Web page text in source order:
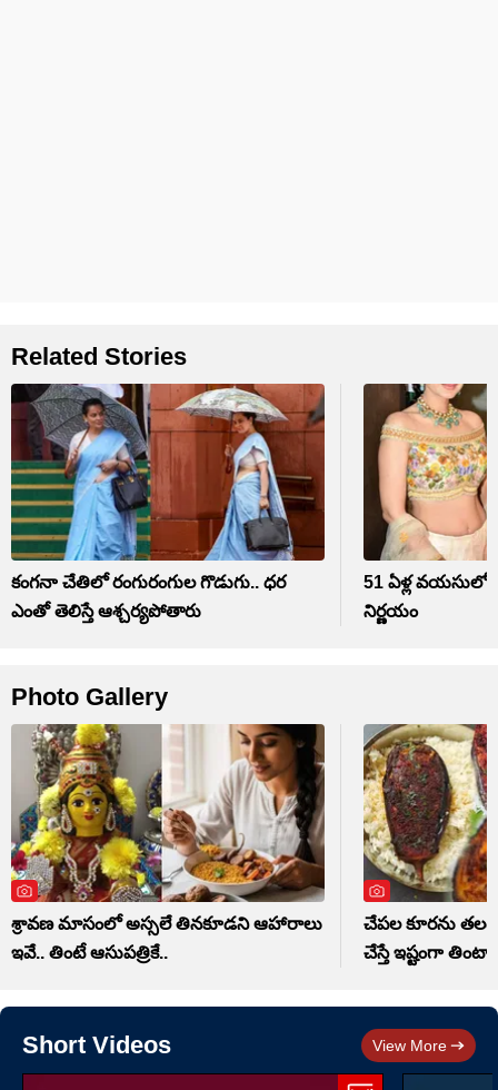
Related Stories
కంగనా చేతిలో రంగురంగుల గొడుగు.. ధర
ఎంతో తెలిస్తే ఆశ్చర్యపోతారు
51 ఏళ్ల
నిర్ణయం
Photo Gallery
శ్రావణ మాసంలో అస్సలే తినకూడని ఆహారాలు
ఇవే.. తింటే ఆసుపత్రికే..
చేపల కూరను
చేస్తే ఇష్టంగా
Short Videos View More